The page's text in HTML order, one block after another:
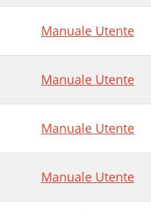
Manuale Utente
Manuale Utente
Manuale Utente
Manuale Utente